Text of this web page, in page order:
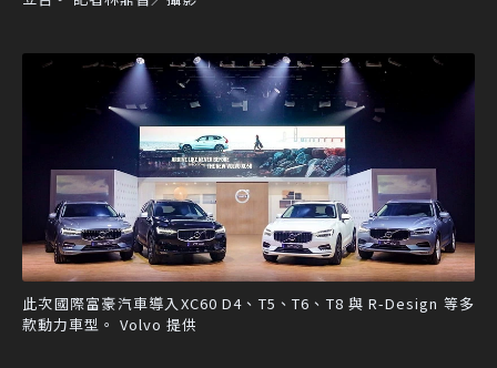
此次國際富豪汽車導入XC60 D4、T5、T6、T8 與 R-Design 等多
款動力車型。 Volvo 提供